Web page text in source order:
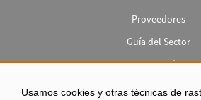
Usamos cookies y otras técnicas de
Proveedores
Guía del Sector
Legislación
Empleo